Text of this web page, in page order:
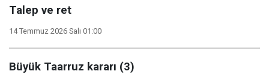
Talep ve ret
14 Temmuz 2026 Salı 01:00
Büyük Taarruz kararı (3)